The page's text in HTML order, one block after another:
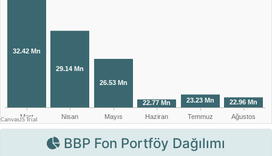
BBP Fon Portföy Dağılımı